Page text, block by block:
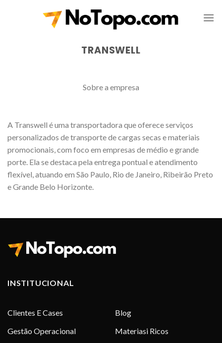
TRANSWELL
Sobre a empresa
A Transwell é uma transportadora que oferece serviços
personalizados de transporte de cargas secas e materiais
promocionais, com foco em empresas de médio e grande
porte. Ela se destaca pela entrega pontual e atendimento
flexível, atuando em São Paulo, Rio de Janeiro, Ribeirão Preto
e Grande Belo Horizonte.
INSTITUCIONAL
Clientes E Cases
Gestão Operacional
Blog
Materiasi Ricos